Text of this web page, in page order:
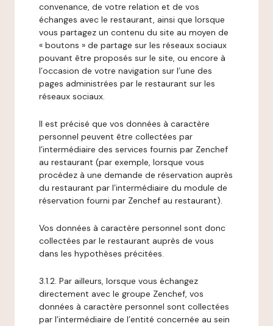
convenance, de votre relation et de vos
échanges avec le restaurant, ainsi que lorsque
vous partagez un contenu du site au moyen de
« boutons » de partage sur les réseaux sociaux
pouvant être proposés sur le site, ou encore à
l’occasion de votre navigation sur l’une des
pages administrées par le restaurant sur les
réseaux sociaux.
Il est précisé que vos données à caractère
personnel peuvent être collectées par
l’intermédiaire des services fournis par Zenchef
au restaurant (par exemple, lorsque vous
procédez à une demande de réservation auprès
du restaurant par l’intermédiaire du module de
réservation fourni par Zenchef au restaurant).
Vos données à caractère personnel sont donc
collectées par le restaurant auprès de vous
dans les hypothèses précitées.
3.1.2. Par ailleurs, lorsque vous échangez
directement avec le groupe Zenchef, vos
données à caractère personnel sont collectées
par l’intermédiaire de l’entité concernée au sein